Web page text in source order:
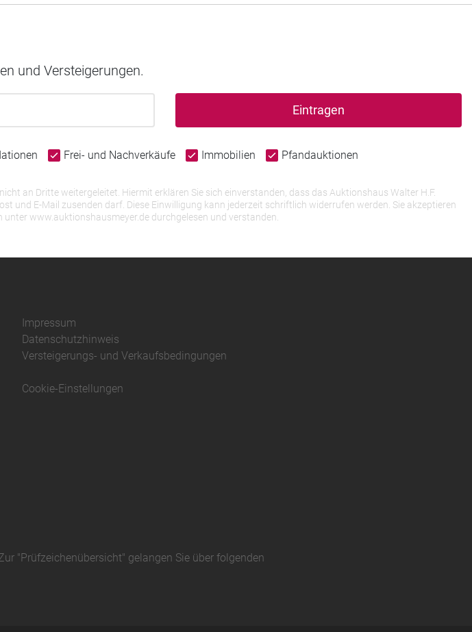
und Versteigerungen.
Eintragen
Frei- und Nachverkäufe Immobilien Pfandauktionen
an Dritte weitergeleitet. Hiermit erklären Sie sich einverstanden, dass das Auktionshaus Walter H.F.
und E-Mail zusenden darf. Diese Einwilligung kann jederzeit schriftlich widerrufen werden. Sie akzeptieren
unter www.auktionshausmeyer.de durchgelesen und verstanden.
Impressum
Datenschutzhinweis
Versteigerungs- und Verkaufsbedingungen
Cookie-Einstellungen
"Prüfzeichenübersicht" gelangen Sie über folgenden